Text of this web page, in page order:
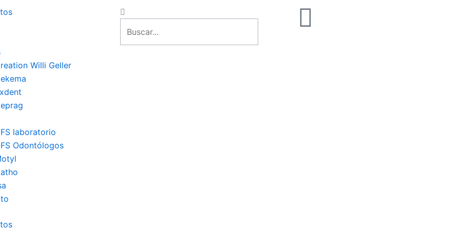
Willi Geller
Deprag
laboratorio
Odontólogos
Close